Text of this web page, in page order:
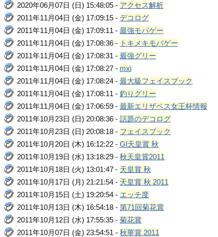
2020年06月07日 (日) 15:48:05 - アクセス解析
2011年11月04日 (金) 17:09:15 - デコログ
2011年11月04日 (金) 17:09:11 -最強モバゲー
2011年11月04日 (金) 17:08:36 - トキメキモバゲー
2011年11月04日 (金) 17:08:31 -最強グリー
2011年11月04日 (金) 17:08:27 - mxi
2011年11月04日 (金) 17:08:24 -最大級フェイスブック
2011年11月04日 (金) 17:08:11 -釣りグリー
2011年11月04日 (金) 17:06:59 -最新エリザベス女王杯情報
2011年10月23日 (日) 20:08:36 -話題のデコログ
2011年10月23日 (日) 20:08:18 - フェイスブック
2011年10月20日 (木) 16:12:22 -GI天皇賞 秋
2011年10月19日 (水) 13:18:29 -秋天皇賞2011
2011年10月18日 (火) 13:01:47 - 天皇賞 秋
2011年10月17日 (月) 21:21:54 - 天皇賞 秋 2011
2011年10月15日 (土) 19:20:54 - エッチ度
2011年10月13日 (木) 16:54:18 -第71回菊花賞
2011年10月12日 (水) 17:55:35 -菊花賞
2011年10月07日 (金) 23:54:51 -秋華賞 2011